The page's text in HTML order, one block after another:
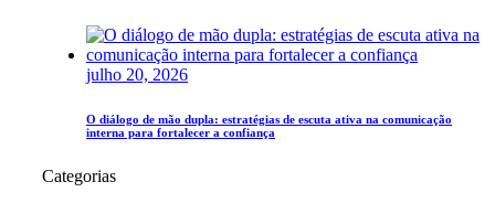
julho 20, 2026
O diálogo de mão dupla: estratégias de escuta ativa na comunicação
interna para fortalecer a confiança
Categorias